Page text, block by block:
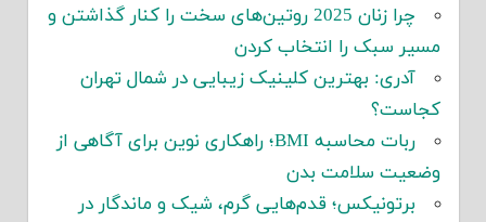
چرا زنان 2025 روتین‌های سخت را کنار گذاشتن و
مسیر سبک را انتخاب کردن
آدری: بهترین کلینیک زیبایی در شمال تهران
کجاست؟
ربات محاسبه BMI؛ راهکاری نوین برای آگاهی از
وضعیت سلامت بدن
برتونیکس؛ قدم‌هایی گرم، شیک و ماندگار در